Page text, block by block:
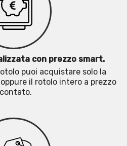
con prezzo smart.
puoi acquistare solo la
il rotolo intero a prezzo